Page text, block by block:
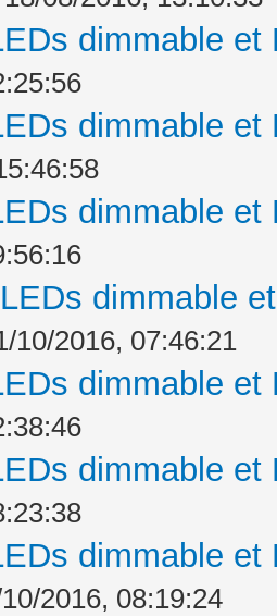
dimmable
dimmable
dimmable
dimmable
10/2016, 07:46:21
dimmable
dimmable
dimmable
2016, 08:19:24